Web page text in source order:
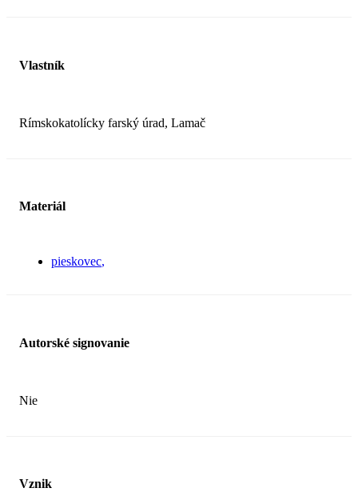
Vlastník
Rímskokatolícky farský úrad, Lamač
Materiál
pieskovec
Autorské signovanie
Nie
Vznik